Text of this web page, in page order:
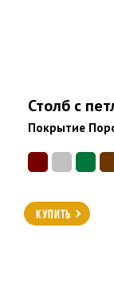
Столб с
Покрытие
Купить